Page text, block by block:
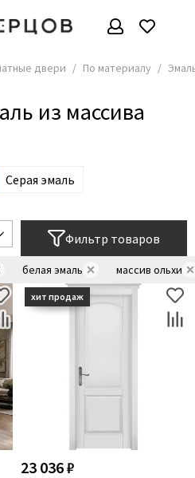
двери По материалу
из массива
Серая эмаль
Фильтр товаров
белая эмаль массив ольхи
23 036 ₽